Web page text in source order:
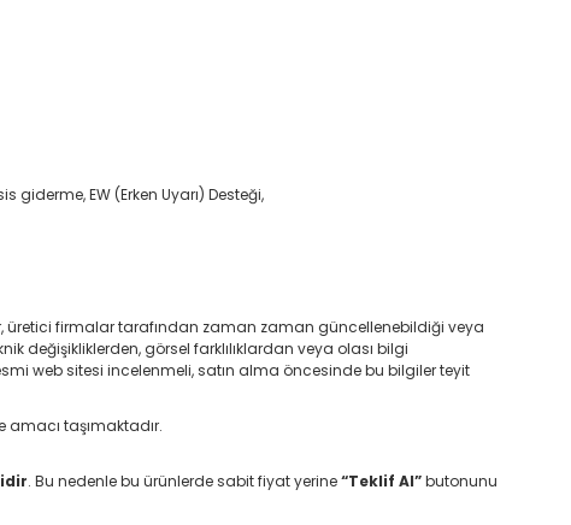
giderme, EW (Erken Uyarı) Desteği,
üretici firmalar tarafından zaman zaman güncellenebildiği veya
değişikliklerden, görsel farklılıklardan veya olası bilgi
web sitesi incelenmeli, satın alma öncesinde bu bilgiler teyit
taşımaktadır.
. Bu nedenle bu ürünlerde sabit fiyat yerine“Teklif Al”butonunu